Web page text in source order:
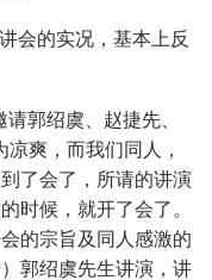
会的实况，基本上反
郭绍虞、赵捷先、
爽，而我们同人，
了会了，所请的讲演
时候，就开了会了。
的宗旨及同人感激的
郭绍虞先生讲演，讲